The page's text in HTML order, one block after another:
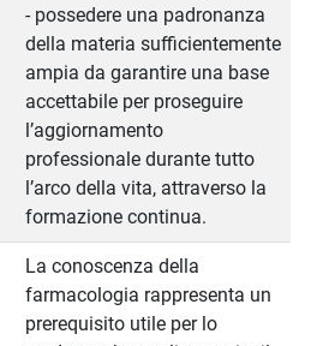
- possedere una padronanza
della materia sufficientemente
ampia da garantire una base
accettabile per proseguire
l’aggiornamento
professionale durante tutto
l’arco della vita, attraverso la
formazione continua.
La conoscenza della
farmacologia rappresenta un
prerequisito utile per lo